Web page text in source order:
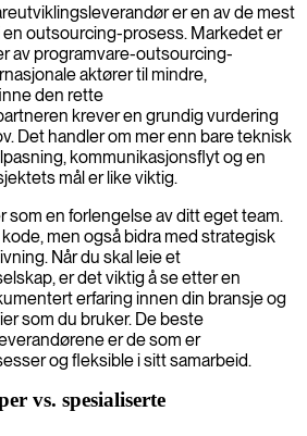
er en av de mest
outsourcing-prosess. Markedet er
av programvare-outsourcing-
aktører til mindre,
den rette
krever en grundig vurdering
Det handler om mer enn bare teknisk
kommunikasjonsflyt og en
mål er like viktig.
som en forlengelse av ditt eget team.
men også bidra med strategisk
Når du skal leie et
er det viktig å se etter en
erfaring innen din bransje og
som du bruker. De beste
er de som er
og fleksible i sitt samarbeid.
vs. spesialiserte